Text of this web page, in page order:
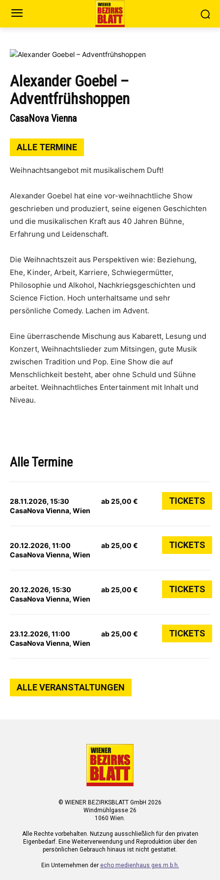
Alexander Goebel –
Adventfrühshoppen
CasaNova Vienna
ALLE TERMINE
Weihnachtsangebot mit musikalischem Duft!
Alexander Goebel hat eine vor-weihnachtliche Show
geschrieben und produziert, seine eigenen Geschichten
und die musikalischen Kraft aus 40 Jahren Bühne,
Erfahrung und Leidenschaft.
Die Weihnachtszeit aus Perspektiven wie: Beziehung,
Ehe, Kinder, Arbeit, Karriere, Schwiegermütter,
Philosophie und Alkohol, Nachkriegsgeschichten und
Science Fiction. Hoch unterhaltsame und sehr
persönliche Comedy. Lachen im Advent.
Eine überraschende Mischung aus Kabarett, Lesung und
Konzert, Weihnachtslieder zum Mitsingen, gute Musik
zwischen Tradition und Pop. Eine Show die auf
Menschlichkeit besteht, aber ohne Schuld und Sühne
arbeitet. Weihnachtliches Entertainment mit Inhalt und
Niveau.
Alle Termine
28.11.2026, 15:30
CasaNova Vienna, Wien
ab 25,00 € TICKETS
20.12.2026, 11:00
CasaNova Vienna, Wien
ab 25,00 € TICKETS
20.12.2026, 15:30
CasaNova Vienna, Wien
ab 25,00 € TICKETS
23.12.2026, 11:00
CasaNova Vienna, Wien
ab 25,00 € TICKETS
ALLE VERANSTALTUNGEN
© WIENER BEZIRKSBLATT GmbH 2026
Windmühlgasse 26
1060 Wien.
Alle Rechte vorbehalten. Nutzung ausschließlich für den privaten
Eigenbedarf. Eine Weiterverwendung und Reproduktion über den
persönlichen Gebrauch hinaus ist nicht gestattet.
Ein Unternehmen der echo medienhaus ges.m.b.h.